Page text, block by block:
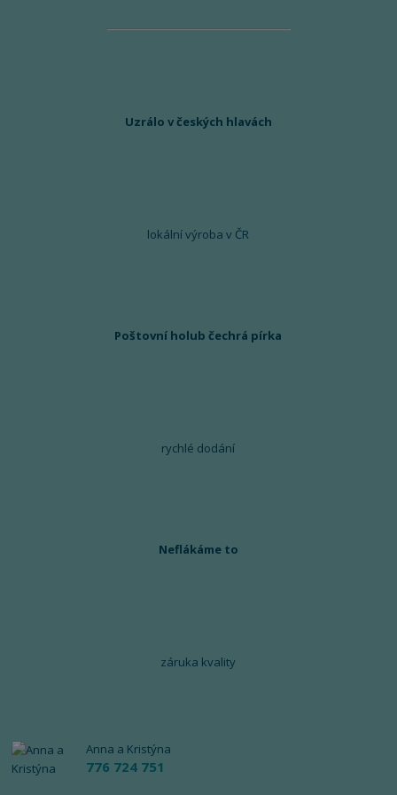
Uzrálo v českých hlavách
lokální výroba v ČR
Poštovní holub čechrá pírka
rychlé dodání
Neflákáme to
záruka kvality
Anna a Kristýna
776 724 751